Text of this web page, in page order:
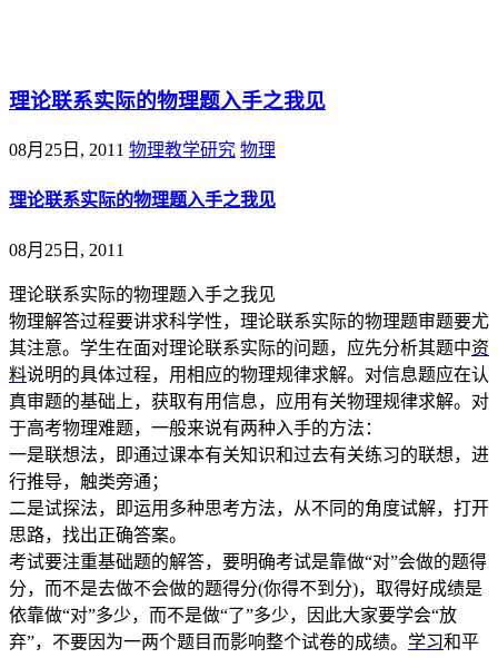
理论联系实际的物理题入手之我见
08月25日, 2011 物理教学研究 物理
理论联系实际的物理题入手之我见
08月25日, 2011
理论联系实际的物理题入手之我见
物理解答过程要讲求科学性，理论联系实际的物理题审题要尤
其注意。学生在面对理论联系实际的问题，应先分析其题中资
料说明的具体过程，用相应的物理规律求解。对信息题应在认
真审题的基础上，获取有用信息，应用有关物理规律求解。对
于高考物理难题，一般来说有两种入手的方法：
一是联想法，即通过课本有关知识和过去有关练习的联想，进
行推导，触类旁通；
二是试探法，即运用多种思考方法，从不同的角度试解，打开
思路，找出正确答案。
考试要注重基础题的解答，要明确考试是靠做“对”会做的题得
分，而不是去做不会做的题得分(你得不到分)，取得好成绩是
依靠做“对”多少，而不是做“了”多少，因此大家要学会“放
弃”，不要因为一两个题目而影响整个试卷的成绩。 学习和平